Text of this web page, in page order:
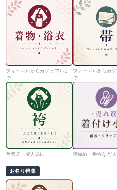
フォーマルからカジュアルま
で
フォーマルからカ
で
卒業式・成人式に 帯締め・半衿など
お祭り特集